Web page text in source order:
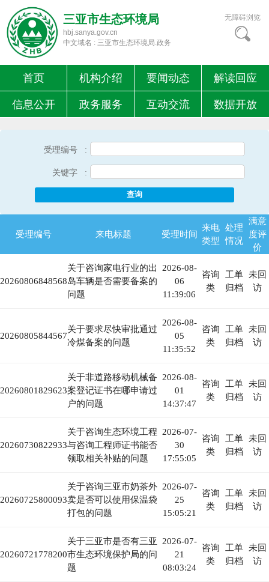
三亚市生态环境局
hbj.sanya.gov.cn
中文域名 : 三亚市生态环境局.政务
无障碍浏览
首页 机构介绍 要闻动态 解读回应
信息公开 政务服务 互动交流 数据开放
受理编号 :
关键字 :
查询
受理编号 来电标题 受理时间
来电
类型
处理
情况
满意
度评
价
20260806848568
关于咨询家电行业的出
岛车辆是否需要备案的
问题
2026-08-
06
11:39:06
咨询
类
工单
归档
未回
访
20260805844567
关于要求尽快审批通过
冷煤备案的问题
2026-08-
05
11:35:52
咨询
类
工单
归档
未回
访
20260801829623
关于非道路移动机械备
案登记证书在哪申请过
户的问题
2026-08-
01
14:37:47
咨询
类
工单
归档
未回
访
20260730822933
关于咨询生态环境工程
与咨询工程师证书能否
领取相关补贴的问题
2026-07-
30
17:55:05
咨询
类
工单
归档
未回
访
20260725800093
关于咨询三亚市奶茶外
卖是否可以使用保温袋
打包的问题
2026-07-
25
15:05:21
咨询
类
工单
归档
未回
访
20260721778200
关于三亚市是否有三亚
市生态环境保护局的问
题
2026-07-
21
08:03:24
咨询
类
工单
归档
未回
访